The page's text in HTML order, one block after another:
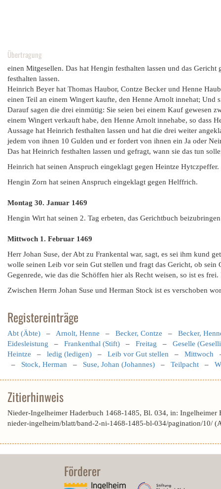
Übertragung
einen Mitgesellen. Das hat Hengin festhalten lassen und das
festhalten lassen.
Heinrich Beyer hat Thomas Haubor, Contze Becker und Henne
einen Teil an einem Wingert kaufte, den Henne Arnolt innehat; Und
Darauf sagen die drei einmütig: Sie seien bei einem Kauf gewesen
einem Wingert verkauft habe, den Henne Arnolt innehabe, so dass
Aussage hat Heinrich festhalten lassen und hat die drei weiter
jedem von ihnen 10 Gulden und er fordert von ihnen ein Ja oder
Das hat Heinrich festhalten lassen und gefragt, wann sie das tun
Heinrich hat seinen Anspruch eingeklagt gegen Heintze Hytczpeffer.
Hengin Zorn hat seinen Anspruch eingeklagt gegen Helffrich.
Montag 30. Januar 1469
Hengin Wirt hat seinen 2. Tag erbeten, das Gerichtbuch
Mittwoch 1. Februar 1469
Herr Johan Suse, der Abt zu Frankental war, sagt, es sei ihm kund
wolle seinen Leib vor sein Gut stellen und fragt das Gericht, ob
Gegenrede, wie das die Schöffen hier als Recht weisen, so ist es
Zwischen Herrn Johan Suse und Herman Stock ist es verschoben
Registereinträge
Abt (Äbte) – Arnolt, Henne – Becker, Contze – Becker,
Eidesleistung – Frankenthal (Stift) – Freitag – Geselle
Heintze – ledig (ledigen) – Leib vor Gut stellen – Mittwoch
– Stock, Herman – Suse, Johan (Johannes) – Teilpacht –
Zitierhinweis
Nieder-Ingelheimer Haderbuch 1468-1485, Bl. 034, in:
nieder-ingelheim/blatt/band-2-ni-1468-1485-bl-034/pagination/10/
Förderer